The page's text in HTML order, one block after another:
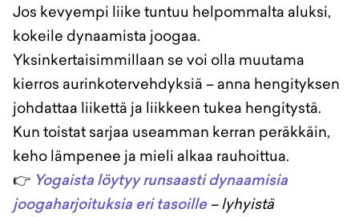
Jos kevyempi liike tuntuu helpommalta aluksi,
kokeile dynaamista joogaa.
Yksinkertaisimmillaan se voi olla muutama
kierros aurinkotervehdyksiä – anna hengityksen
johdattaa liikettä ja liikkeen tukea hengitystä.
Kun toistat sarjaa useamman kerran peräkkäin,
keho lämpenee ja mieli alkaa rauhoittua.
👉 Yogaista löytyy runsaasti dynaamisia
joogaharjoituksia eri tasoille– lyhyistä